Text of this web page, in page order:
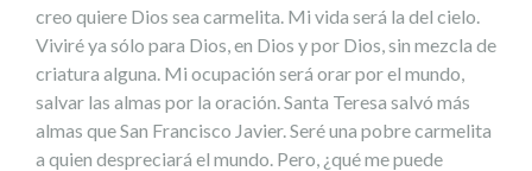
creo quiere Dios sea carmelita. Mi vida será la del cielo.
Viviré ya sólo para Dios, en Dios y por Dios, sin mezcla de
criatura alguna. Mi ocupación será orar por el mundo,
salvar las almas por la oración. Santa Teresa salvó más
almas que San Francisco Javier. Seré una pobre carmelita
a quien despreciará el mundo. Pero, ¿qué me puede